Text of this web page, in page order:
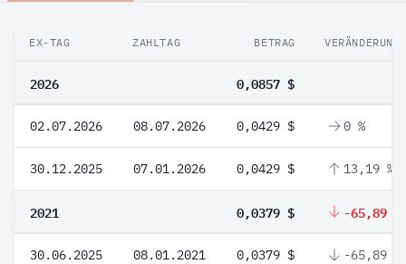
EX-TAG ZAHLTAG BETRAG VERÄNDERUNG
2026 0,0857 $
02.07.2026 08.07.2026 0,0429 $ 0 %
30.12.2025 07.01.2026 0,0429 $ 13,19 %
2021 0,0379 $ -65,89 %
30.06.2025 08.01.2021 0,0379 $ -65,89 %